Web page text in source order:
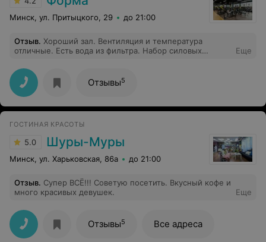
Минск, ул. Притыцкого, 29 до 21:00
Отзыв. Хороший зал. Вентиляция и температура
отличные. Есть вода из фильтра. Набор силовых
Персонал дружелюбный, есть детская комната.
Еще
Отзывы5
ГОСТИНАЯ КРАСОТЫ
5.0 Шуры-Муры
Минск, ул. Харьковская, 86a до 21:00
Отзыв. Супер ВСЁ!!! Советую посетить. Вкусный кофе и
много красивых девушек.
Еще
Отзывы5 Все адреса